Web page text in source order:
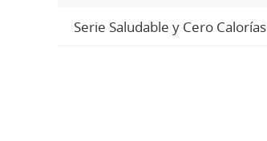
Serie Saludable y Cero Calorías